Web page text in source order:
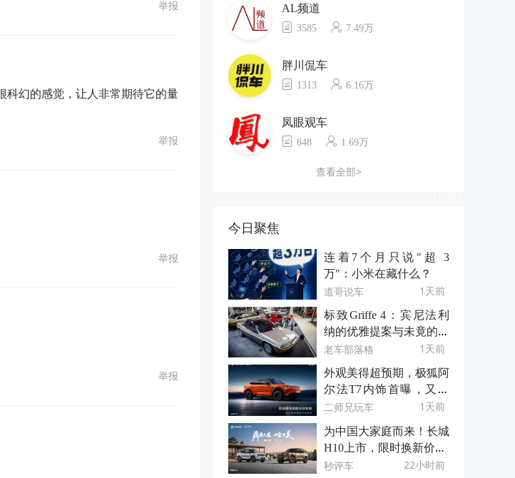
举报
科幻的感觉，让人非常期待它的量
举报
举报
举报
AL频道
3585 7.49万
胖川侃车
1313 6.16万
凤眼观车
848 1.69万
查看全部>
今日聚焦
连着7个月只说"超 3
万"：小米在藏什么？
道哥说车 1天前
标致Griffe 4：宾尼法利
纳的优雅提案与未竟的轿
跑梦
老车部落格 1天前
外观美得超预期，极狐阿
尔法T7内饰首曝，又双
叒叕超预期！
二师兄玩车 1天前
为中国大家庭而来！长城
H10上市，限时换新价20.
18万元起
秒评车 22小时前